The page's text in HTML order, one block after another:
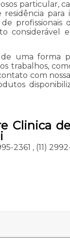
particular,
residência
profissionais
considerável
uma forma
trabalhos,
com
Clinica
2361 , (11)